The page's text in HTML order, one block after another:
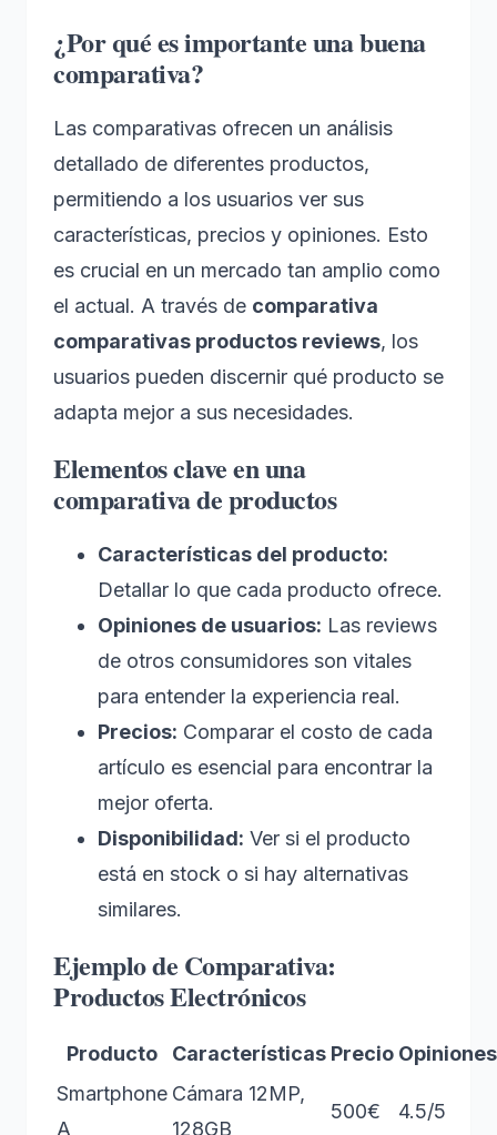
¿Por qué es importante una buena
comparativa?
Las comparativas ofrecen un análisis
detallado de diferentes productos,
permitiendo a los usuarios ver sus
características, precios y opiniones. Esto
es crucial en un mercado tan amplio como
el actual. A través de comparativa
comparativas productos reviews, los
usuarios pueden discernir qué producto se
adapta mejor a sus necesidades.
Elementos clave en una
comparativa de productos
Características del producto:
Detallar lo que cada producto ofrece.
Opiniones de usuarios: Las reviews
de otros consumidores son vitales
para entender la experiencia real.
Precios: Comparar el costo de cada
artículo es esencial para encontrar la
mejor oferta.
Disponibilidad: Ver si el producto
está en stock o si hay alternativas
similares.
Ejemplo de Comparativa:
Productos Electrónicos
Producto Características Precio Opiniones
Smartphone
A
Cámara 12MP,
128GB
500€ 4.5/5